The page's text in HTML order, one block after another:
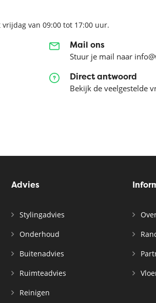
van 09:00 tot 17:00 uur.
Mail ons
Stuur je mail naar
Direct antwoord
Bekijk de veelgestelde
Advies
Stylingadvies
Onderhoud
Buitenadvies
Ruimteadvies
Reinigen